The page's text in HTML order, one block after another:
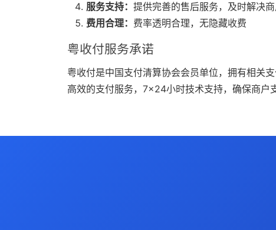
服务支持： 提供完善的售后服务，及时解决
费用合理： 费率透明合理，无隐藏收费
粤收付服务承诺
粤收付是中国支付清算协会会员单位，拥有相关
高效的支付服务，7×24小时技术支持，确保商户